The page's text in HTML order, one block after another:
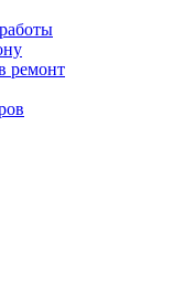
ремонт